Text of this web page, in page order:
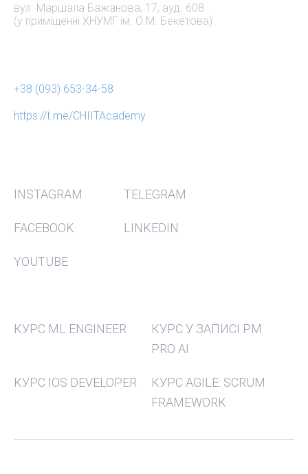
вул. Маршала Бажанова, 17, ауд. 608
(у приміщенні ХНУМГ ім. О.М. Бекетова)
+38 (093) 653-34-58
https://t.me/CHIITAcademy
INSTAGRAM TELEGRAM
FACEBOOK LINKEDIN
YOUTUBE
КУРС ML ENGINEER
КУРС У ЗАПИСІ PM
PRO AI
КУРС IOS DEVELOPER
КУРС AGILE: SCRUM
FRAMEWORK